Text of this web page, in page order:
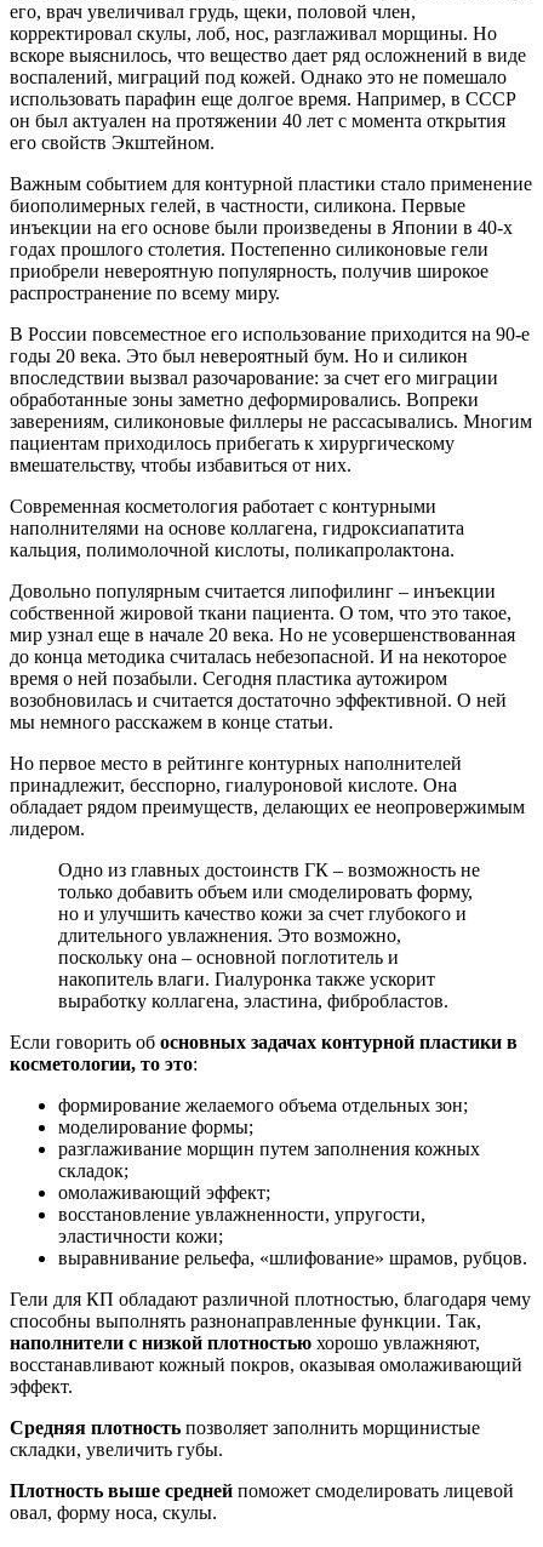
его, врач увеличивал грудь, щеки, половой член,
корректировал скулы, лоб, нос, разглаживал морщины. Но
вскоре выяснилось, что вещество дает ряд осложнений в виде
воспалений, миграций под кожей. Однако это не помешало
использовать парафин еще долгое время. Например, в СССР
он был актуален на протяжении 40 лет с момента открытия
его свойств Экштейном.
Важным событием для контурной пластики стало применение
биополимерных гелей, в частности, силикона. Первые
инъекции на его основе были произведены в Японии в 40-х
годах прошлого столетия. Постепенно силиконовые гели
приобрели невероятную популярность, получив широкое
распространение по всему миру.
В России повсеместное его использование приходится на 90-е
годы 20 века. Это был невероятный бум. Но и силикон
впоследствии вызвал разочарование: за счет его миграции
обработанные зоны заметно деформировались. Вопреки
заверениям, силиконовые филлеры не рассасывались. Многим
пациентам приходилось прибегать к хирургическому
вмешательству, чтобы избавиться от них.
Современная косметология работает с контурными
наполнителями на основе коллагена, гидроксиапатита
кальция, полимолочной кислоты, поликапролактона.
Довольно популярным считается липофилинг – инъекции
собственной жировой ткани пациента. О том, что это такое,
мир узнал еще в начале 20 века. Но не усовершенствованная
до конца методика считалась небезопасной. И на некоторое
время о ней позабыли. Сегодня пластика аутожиром
возобновилась и считается достаточно эффективной. О ней
мы немного расскажем в конце статьи.
Но первое место в рейтинге контурных наполнителей
принадлежит, бесспорно, гиалуроновой кислоте. Она
обладает рядом преимуществ, делающих ее неопровержимым
лидером.
Одно из главных достоинств ГК – возможность не
только добавить объем или смоделировать форму,
но и улучшить качество кожи за счет глубокого и
длительного увлажнения. Это возможно,
поскольку она – основной поглотитель и
накопитель влаги. Гиалуронка также ускорит
выработку коллагена, эластина, фибробластов.
Если говорить об основных задачах контурной пластики в
косметологии, то это:
формирование желаемого объема отдельных зон;
моделирование формы;
разглаживание морщин путем заполнения кожных
складок;
омолаживающий эффект;
восстановление увлажненности, упругости,
эластичности кожи;
выравнивание рельефа, «шлифование» шрамов, рубцов.
Гели для КП обладают различной плотностью, благодаря чему
способны выполнять разнонаправленные функции. Так,
наполнители с низкой плотностью хорошо увлажняют,
восстанавливают кожный покров, оказывая омолаживающий
эффект.
Средняя плотность позволяет заполнить морщинистые
складки, увеличить губы.
Плотность выше средней поможет смоделировать лицевой
овал, форму носа, скулы.